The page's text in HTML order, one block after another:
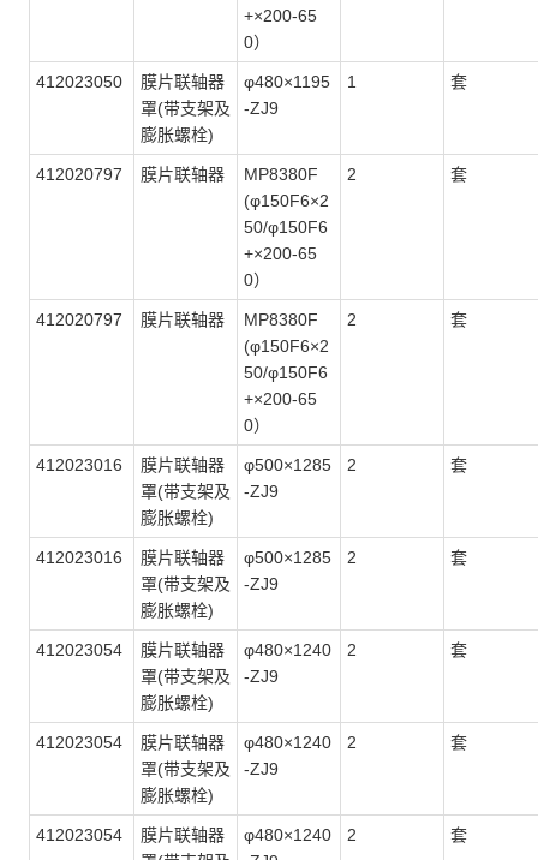
+×200-65
0）
412023050
膜片联轴器
罩(带支架及
膨胀螺栓)
φ480×1195
-ZJ9
1 套
412020797 膜片联轴器
MP8380F
(φ150F6×2
50/φ150F6
+×200-65
0）
2 套
412020797 膜片联轴器
MP8380F
(φ150F6×2
50/φ150F6
+×200-65
0）
2 套
412023016
膜片联轴器
罩(带支架及
膨胀螺栓)
φ500×1285
-ZJ9
2 套
412023016
膜片联轴器
罩(带支架及
膨胀螺栓)
φ500×1285
-ZJ9
2 套
412023054
膜片联轴器
罩(带支架及
膨胀螺栓)
φ480×1240
-ZJ9
2 套
412023054
膜片联轴器
罩(带支架及
膨胀螺栓)
φ480×1240
-ZJ9
2 套
412023054
膜片联轴器
φ480×1240
2 套